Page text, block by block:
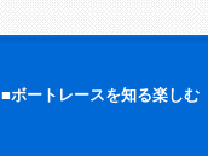
■ボートレースを知る楽しむ